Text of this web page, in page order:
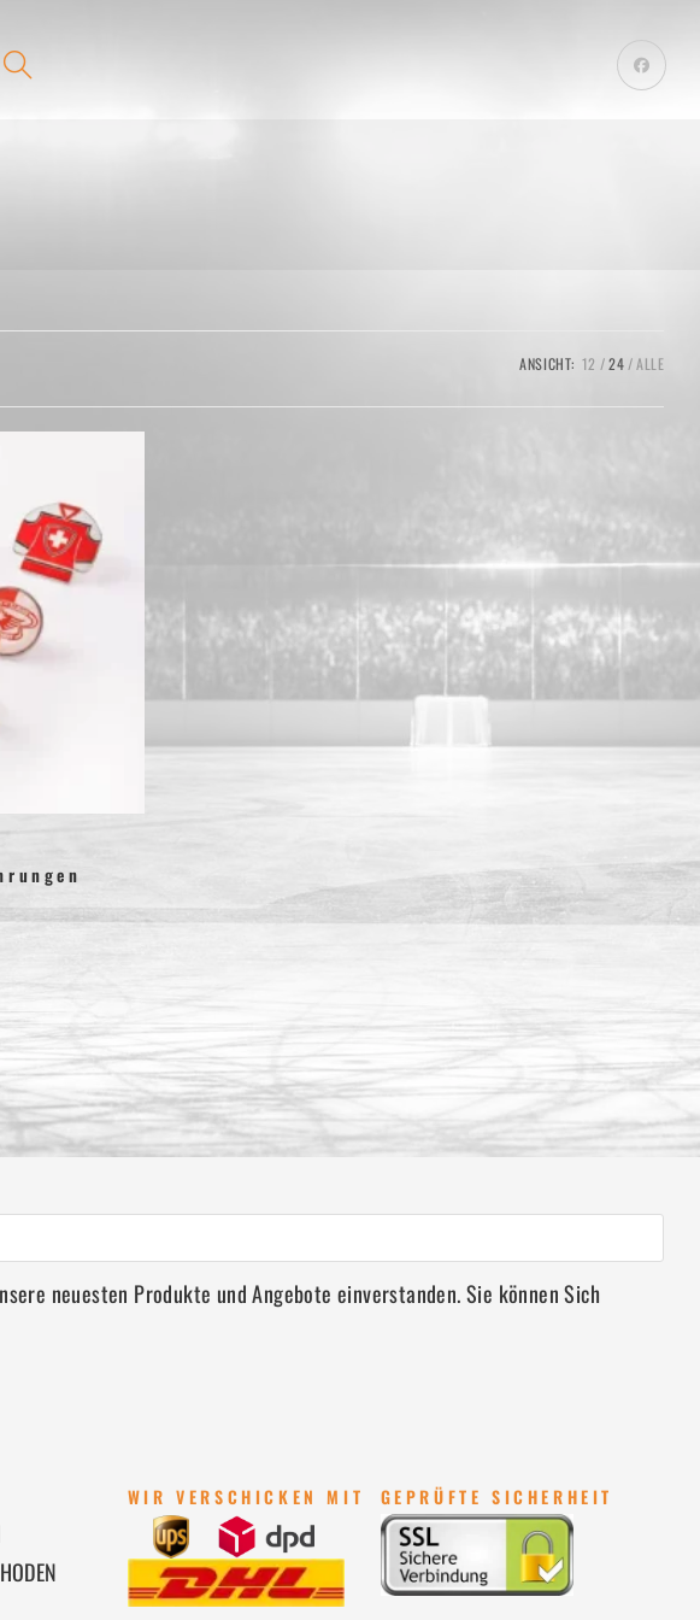
Website-
ANSICHT: 12 24 ALLE
neuesten Produkte und Angebote einverstanden. Sie können Sich
WIR VERSCHICKEN MIT GEPRÜFTE SICHERHEIT